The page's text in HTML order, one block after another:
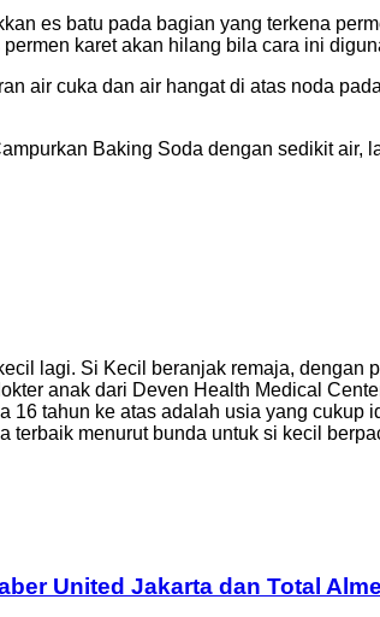
es batu pada bagian yang terkena
karet akan hilang bila cara ini
air cuka dan air hangat di atas noda
Baking Soda dengan sedikit air,
lagi. Si Kecil beranjak remaja, dengan
anak dari Deven Health Medical
tahun ke atas adalah usia yang cukup
terbaik menurut bunda untuk si kecil
United Jakarta dan Total